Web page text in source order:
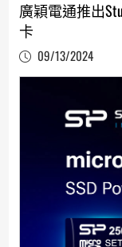
廣穎電通推出
卡
09/13/2024